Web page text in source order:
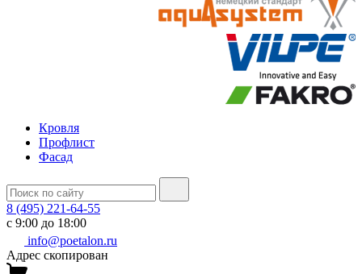
Кровля
Профлист
Фасад
8 (495) 221-64-55
с 9:00 до 18:00
info@poetalon.ru
Адрес скопирован